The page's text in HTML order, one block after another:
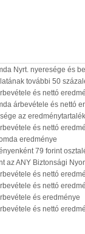
Nyrt. nyeresége és
további 50
és nettó
árbevétele és nettó
az
és nettó
eredménye
79 forint
az ANY Biztonsági
és nettó
és nettó
és eredménye
és nettó